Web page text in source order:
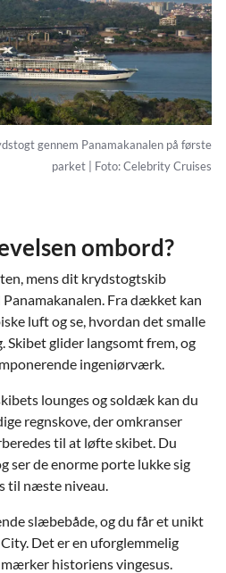
gennem Panamakanalen på første
parket | Foto: Celebrity Cruises
ombord?
mens dit krydstogtskib
Fra dækket kan
luft og se, hvordan det smalle
Skibet glider langsomt frem, og
ingeniørværk.
lounges og soldæk kan du
regnskove, der omkranser
til at løfte skibet. Du
ser de enorme porte lukke sig
til næste niveau.
slæbebåde, og du får et unikt
Det er en uforglemmelig
historiens vingesus.